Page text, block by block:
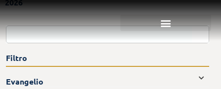
2026
Filtro
Evangelio